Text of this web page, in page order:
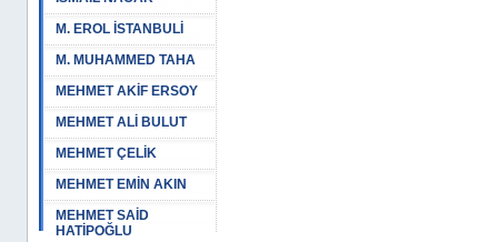
M. EROL İSTANBULİ
M. MUHAMMED TAHA
MEHMET AKİF ERSOY
MEHMET ALİ BULUT
MEHMET ÇELİK
MEHMET EMİN AKIN
MEHMET SAİD
HATİPOĞLU